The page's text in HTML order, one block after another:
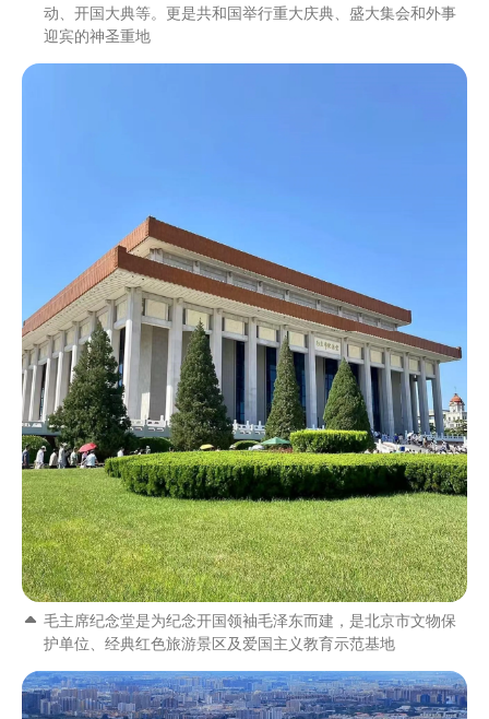
动、开国大典等。更是共和国举行重大庆典、盛大集会和外事
迎宾的神圣重地
毛主席纪念堂是为纪念开国领袖毛泽东而建，是北京市文物保
护单位、经典红色旅游景区及爱国主义教育示范基地